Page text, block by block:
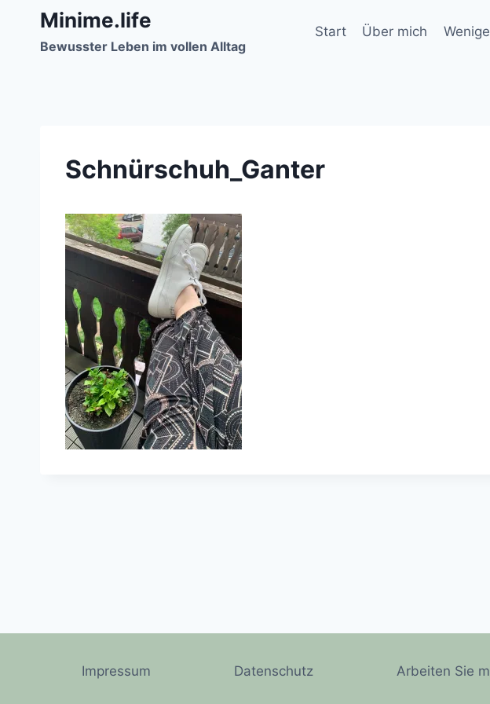
springen
Minime.life
Bewusster Leben im vollen Alltag
Start Über mich
Schnürschuh_Ganter
Impressum Datenschutz Arbeiten Sie